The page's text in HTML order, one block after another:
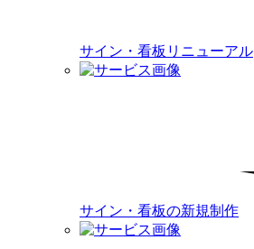
サイン・看板リニューアル
サイン・看板の新規制作